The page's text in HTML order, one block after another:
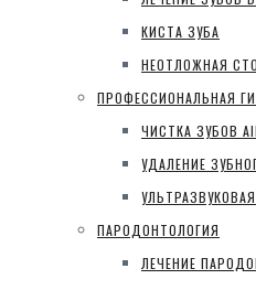
КИСТА ЗУБА
НЕОТЛОЖНАЯ
ПРОФЕССИОНАЛЬНАЯ
ЧИСТКА ЗУБОВ
УДАЛЕНИЕ
ПАРОДОНТОЛОГИЯ
ЛЕЧЕНИЕ